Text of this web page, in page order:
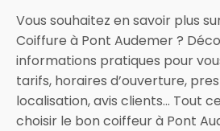
Vous souhaitez en savoir plus
Coiffure à Pont Audemer ?
informations pratiques pour
tarifs, horaires d’ouverture,
localisation, avis clients… Tout
choisir le bon coiffeur à Pont